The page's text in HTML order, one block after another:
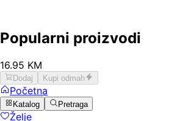
Popularni proizvodi
16.95 KM
Dodaj Kupi odmah
Početna
Katalog Pretraga
Želje